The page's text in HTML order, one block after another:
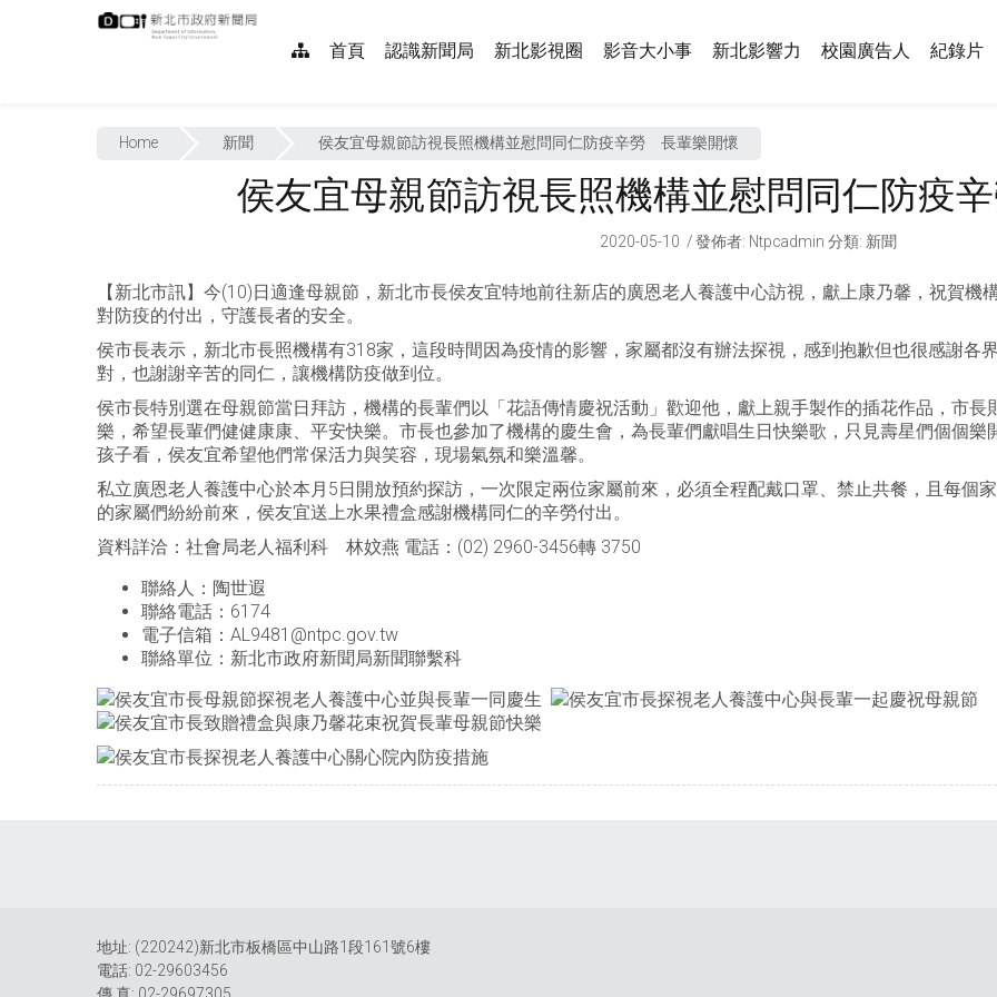
首頁 認識新聞局 新北影視圈 影音大小事 新北影響力 校園廣告人 紀錄片
Home 新聞 侯友宜母親節訪視長照機構並慰問同仁防疫辛勞 長輩樂開懷
侯友宜母親節訪視長照機構並慰問同仁防疫
2020-05-10 發佈者: Ntpcadmin 分類: 新聞
【新北市訊】今(10)日適逢母親節，新北市長侯友宜特地前往新店的廣恩老人養護中心訪視，獻上康乃馨，祝賀
對防疫的付出，守護長者的安全。
侯市長表示，新北市長照機構有318家，這段時間因為疫情的影響，家屬都沒有辦法探視，感到抱歉但也很感謝各
對，也謝謝辛苦的同仁，讓機構防疫做到位。
侯市長特別選在母親節當日拜訪，機構的長輩們以「花語傳情慶祝活動」歡迎他，獻上親手製作的插花作品，市
樂，希望長輩們健健康康、平安快樂。市長也參加了機構的慶生會，為長輩們獻唱生日快樂歌，只見壽星們個個
孩子看，侯友宜希望他們常保活力與笑容，現場氣氛和樂溫馨。
私立廣恩老人養護中心於本月5日開放預約探訪，一次限定兩位家屬前來，必須全程配戴口罩、禁止共餐，且每個
的家屬們紛紛前來，侯友宜送上水果禮盒感謝機構同仁的辛勞付出。
資料詳洽：社會局老人福利科 林妏燕 電話：(02) 2960-3456轉 3750
聯絡人：陶世遐
聯絡電話：6174
電子信箱：AL9481@ntpc.gov.tw
聯絡單位：新北市政府新聞局新聞聯繫科
地址: (220242)新北市板橋區中山路1段161號6樓
電話: 02-29603456